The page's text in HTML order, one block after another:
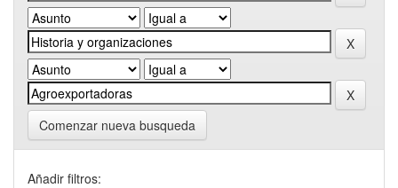
Comenzar nueva busqueda
Añadir filtros: